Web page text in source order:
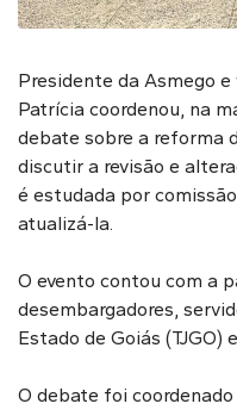
Presidente da Asmego
Patrícia coordenou, na
debate sobre a reforma
discutir a revisão e
é estudada por
atualizá-la.
O evento contou com a
desembargadores,
Estado de Goiás (TJGO)
O debate foi